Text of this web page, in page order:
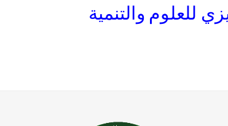
للعلوم والتنمية